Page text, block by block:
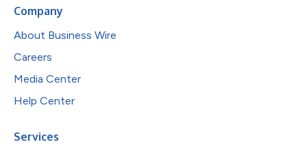
Company
About Business Wire
Careers
Media Center
Help Center
Services